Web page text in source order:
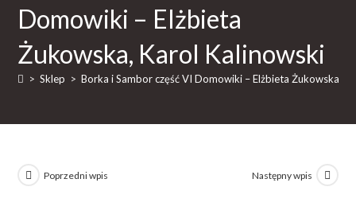
Domowiki – Elżbieta
Żukowska, Karol Kalinowski
> Sklep > Borka i Sambor część VI Domowiki – Elżbieta Żukowska,
Poprzedni wpis Następny wpis